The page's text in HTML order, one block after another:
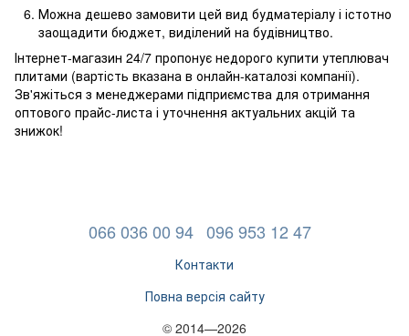
Можна дешево замовити цей вид будматеріалу і істотно
заощадити бюджет, виділений на будівництво.
Інтернет-магазин 24/7 пропонує недорого купити утеплювач
плитами (вартість вказана в онлайн-каталозі компанії).
Зв'яжіться з менеджерами підприємства для отримання
оптового прайс-листа і уточнення актуальних акцій та
знижок!
066 036 00 94 096 953 12 47
Контакти
Повна версія сайту
© 2014—2026